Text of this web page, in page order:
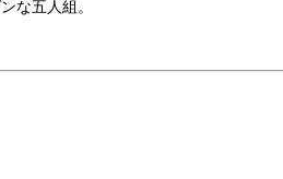
な五人組。